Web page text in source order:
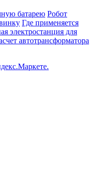
батарею Робот
Где применяется
электростанция для
автотрансформатора